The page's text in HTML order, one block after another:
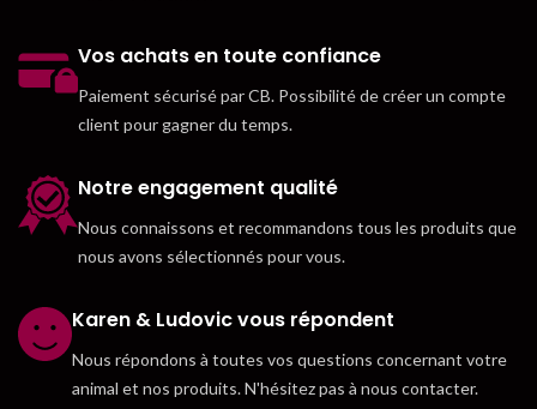
Vos achats en toute confiance
Paiement sécurisé par CB. Possibilité de créer un compte
client pour gagner du temps.
Notre engagement qualité
Nous connaissons et recommandons tous les produits que
nous avons sélectionnés pour vous.
Karen & Ludovic vous répondent
Nous répondons à toutes vos questions concernant votre
animal et nos produits. N'hésitez pas à nous contacter.